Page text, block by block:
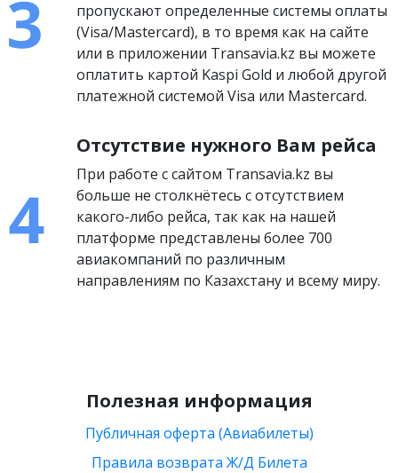
пропускают определенные системы оплаты
(Visa/Mastercard), в то время как на сайте
или в приложении Transavia.kz вы можете
оплатить картой Kaspi Gold и любой другой
платежной системой Visa или Mastercard.
Отсутствие нужного Вам рейса
При работе с сайтом Transavia.kz вы
больше не столкнётесь с отсутствием
какого-либо рейса, так как на нашей
платформе представлены более 700
авиакомпаний по различным
направлениям по Казахстану и всему миру.
Полезная информация
Публичная оферта (Авиабилеты)
Правила возврата Ж/Д Билета